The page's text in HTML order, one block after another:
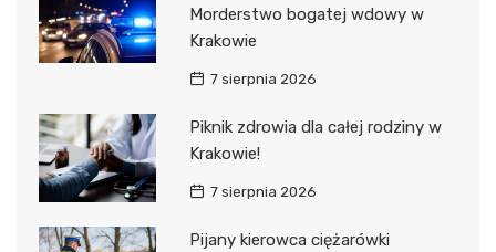
Morderstwo bogatej wdowy w
Krakowie
7 sierpnia 2026
Piknik zdrowia dla całej rodziny w
Krakowie!
7 sierpnia 2026
Pijany kierowca ciężarówki